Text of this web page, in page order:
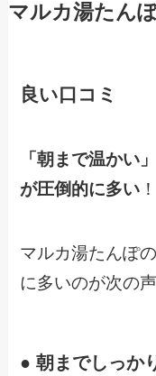
マルカ湯たん
良い口コミ
「朝まで温かい
が圧倒的に多い ！
マルカ湯たんぽ
に多いのが次の声
● 朝までしっか